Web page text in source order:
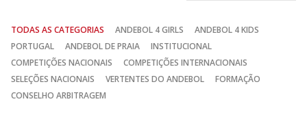
TODAS AS CATEGORIAS ANDEBOL 4 GIRLS
ANDEBOL 4 KIDS
PORTUGAL
ANDEBOL DE PRAIA
INSTITUCIONAL
COMPETIÇÕES NACIONAIS
COMPETIÇÕES INTERNACIONAIS
SELEÇÕES NACIONAIS
VERTENTES DO ANDEBOL
FORMAÇÃO
CONSELHO ARBITRAGEM